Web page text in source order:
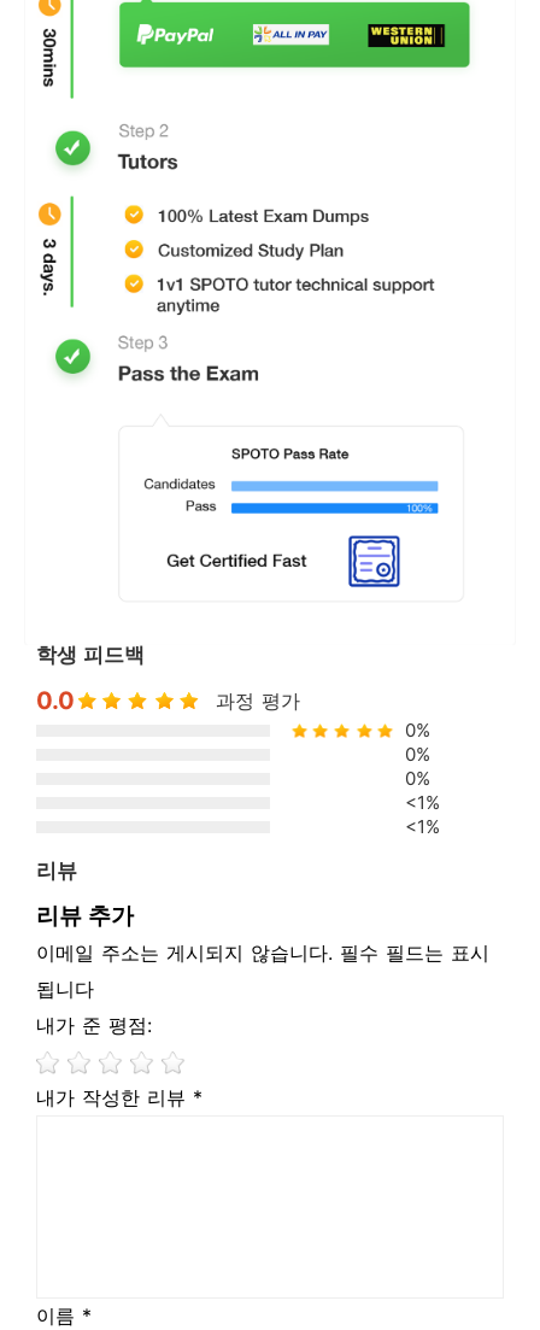
학생 피드백
0.0 과정 평가
0%
0%
0%
<1%
<1%
리뷰
리뷰 추가
이메일 주소는 게시되지 않습니다. 필수 필드는 표시
됩니다
내가 준 평점:
내가 작성한 리뷰 *
이름 *